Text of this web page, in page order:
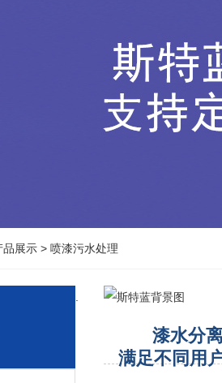
品展示 > 喷漆污水处理
漆水分离
满足不同用